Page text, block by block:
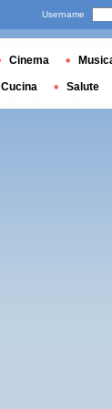
Username
Cinema
Cucina Salute